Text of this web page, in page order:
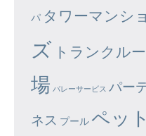
パ タワーマンシ
ズ トランクル
場 バレーサービス パー
ネス プール ペッ